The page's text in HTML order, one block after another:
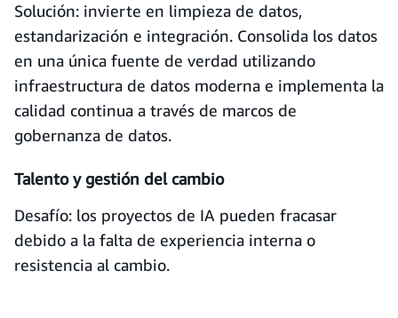
Solución: invierte en limpieza de datos,
estandarización e integración. Consolida los datos
en una única fuente de verdad utilizando
infraestructura de datos moderna e implementa la
calidad continua a través de marcos de
gobernanza de datos.
Talento y gestión del cambio
Desafío: los proyectos de IA pueden fracasar
debido a la falta de experiencia interna o
resistencia al cambio.